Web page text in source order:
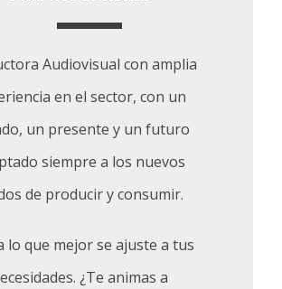
Audiovisual con amplia
en el sector, con un
un presente y un futuro
siempre a los nuevos
de producir y consumir.
lo que mejor se ajuste a tus
¿Te animas a